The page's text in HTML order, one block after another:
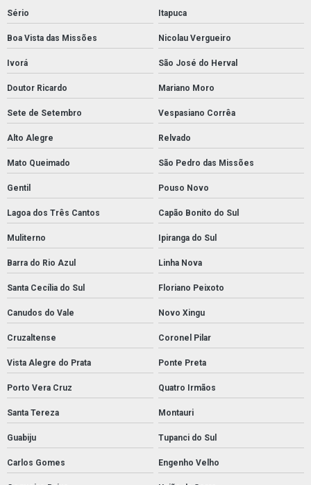
Sério Itapuca
Boa Vista das Missões Nicolau Vergueiro
Ivorá São José do Herval
Doutor Ricardo Mariano Moro
Sete de Setembro Vespasiano Corrêa
Alto Alegre Relvado
Mato Queimado São Pedro das Missões
Gentil Pouso Novo
Lagoa dos Três Cantos Capão Bonito do Sul
Muliterno Ipiranga do Sul
Barra do Rio Azul Linha Nova
Santa Cecília do Sul Floriano Peixoto
Canudos do Vale Novo Xingu
Cruzaltense Coronel Pilar
Vista Alegre do Prata Ponte Preta
Porto Vera Cruz Quatro Irmãos
Santa Tereza Montauri
Guabiju Tupanci do Sul
Carlos Gomes Engenho Velho